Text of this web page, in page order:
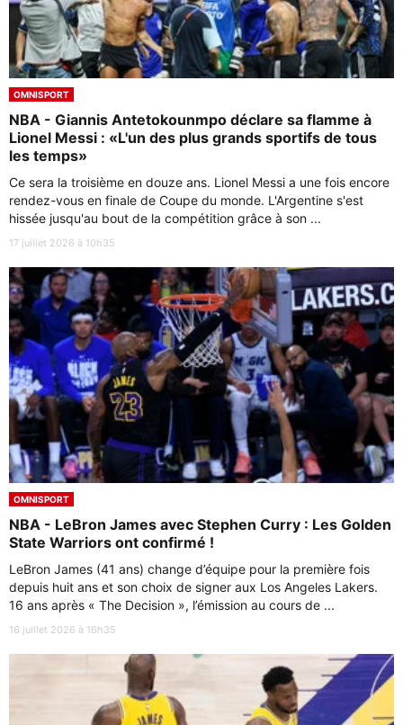
OMNISPORT
NBA - Giannis Antetokounmpo déclare sa flamme à
Lionel Messi : «L'un des plus grands sportifs de tous
les temps»
Ce sera la troisième en douze ans. Lionel Messi a une fois encore
rendez-vous en finale de Coupe du monde. L'Argentine s'est
hissée jusqu'au bout de la compétition grâce à son ...
17 juillet 2026 à 10h35
OMNISPORT
NBA - LeBron James avec Stephen Curry : Les Golden
State Warriors ont confirmé !
LeBron James (41 ans) change d’équipe pour la première fois
depuis huit ans et son choix de signer aux Los Angeles Lakers.
16 ans après « The Decision », l’émission au cours de ...
16 juillet 2026 à 16h35